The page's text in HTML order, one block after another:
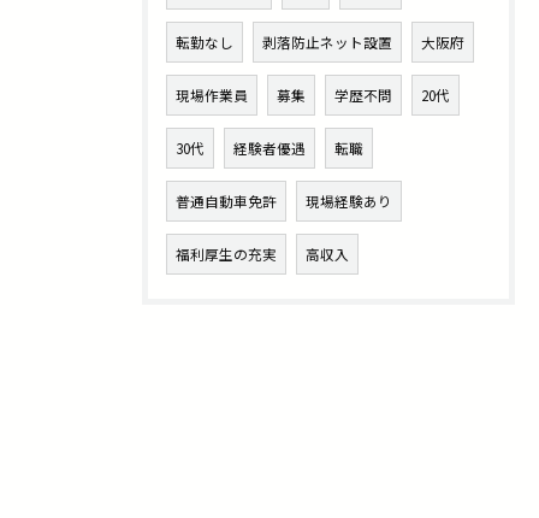
転勤なし 剥落防止ネット設置 大阪府
現場作業員 募集 学歴不問 20代
30代 経験者優遇 転職
普通自動車免許 現場経験あり
福利厚生の充実 高収入